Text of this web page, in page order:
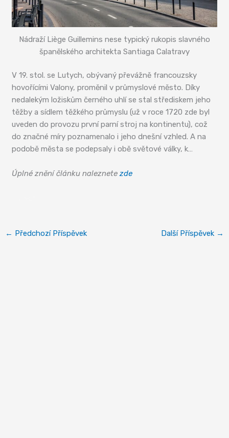
Nádraží Liège Guillemins nese typický rukopis slavného
španělského architekta Santiaga Calatravy
V 19. stol. se Lutych, obývaný převážně francouzsky
hovořícími Valony, proměnil v průmyslové město. Díky
nedalekým ložiskům černého uhlí se stal střediskem jeho
těžby a sídlem těžkého průmyslu (už v roce 1720 zde byl
uveden do provozu první parní stroj na kontinentu), což
do značné míry poznamenalo i jeho dnešní vzhled. A na
podobě města se podepsaly i obě světové války, k…
Úplné znění článku naleznetezde
← Předchozí Příspěvek Další Příspěvek →